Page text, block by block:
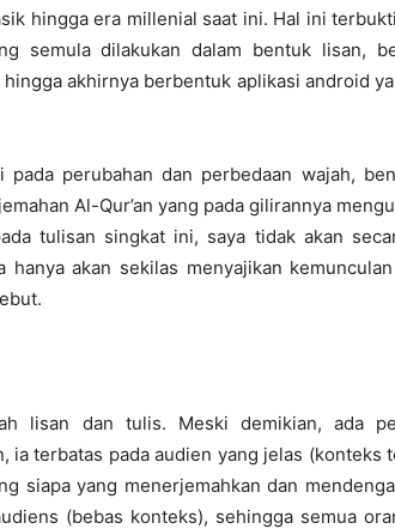
hingga era millenial saat ini. Hal ini
semula dilakukan dalam bentuk lisan,
akhirnya berbentuk aplikasi android
perubahan dan perbedaan wajah,
Al-Qur’an yang pada gilirannya
tulisan singkat ini, saya tidak akan
akan sekilas menyajikan
lisan dan tulis. Meski demikian, ada
ia terbatas pada audien yang jelas (konteks
siapa yang menerjemahkan dan
(bebas konteks), sehingga semua